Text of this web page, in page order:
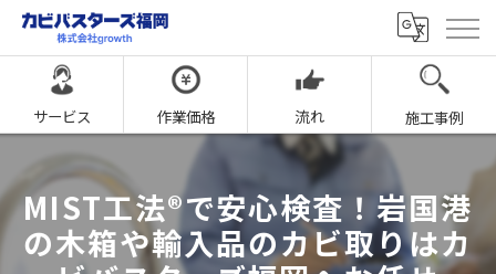
サービス 作業価格 流れ 施工事例
MIST工法®で安心検査！岩国港
の木箱や輸入品のカビ取りはカ